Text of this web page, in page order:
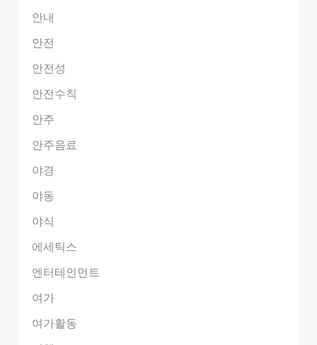
안내
안전
안전성
안전수칙
안주
안주음료
야경
야동
야식
에세틱스
엔터테인먼트
여가
여가활동